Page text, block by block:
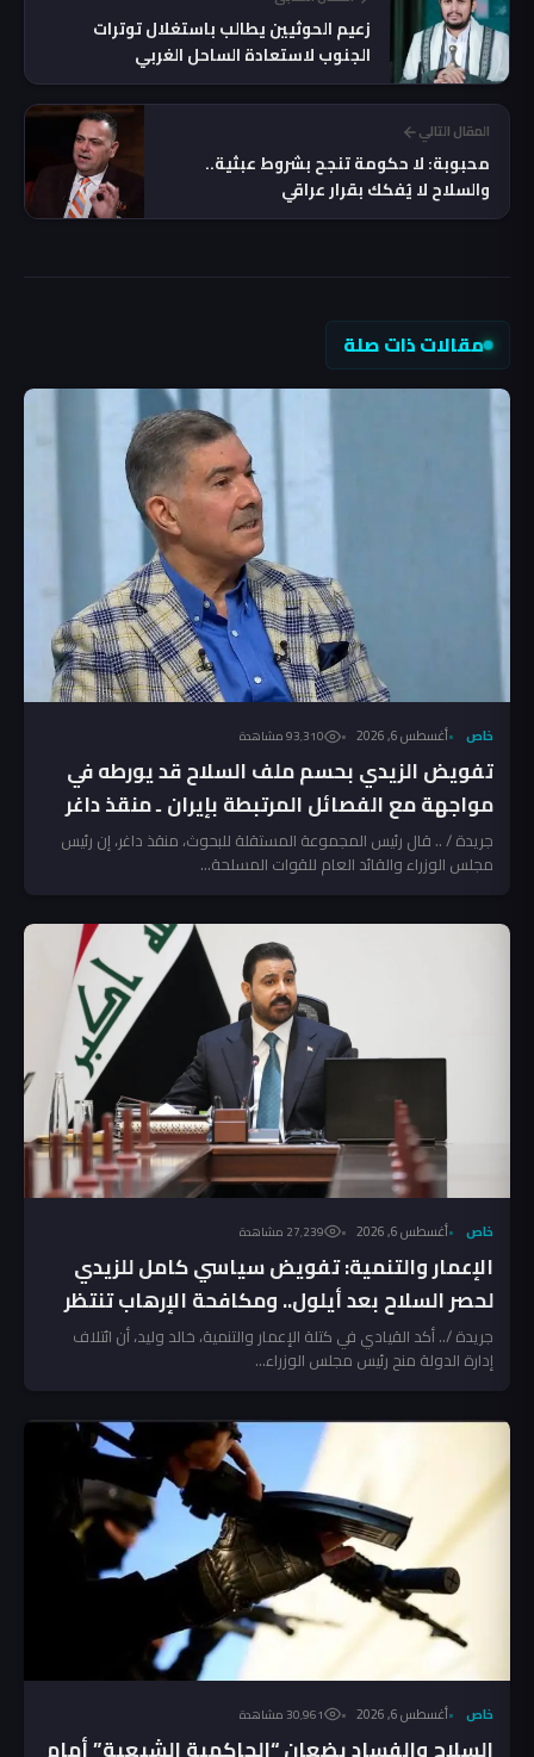
زعيم الحوثيين يطالب باستغلال توترات
الجنوب لاستعادة الساحل الغربي
المقال التالي
محبوبة: لا حكومة تنجح بشروط عبثية..
والسلاح لا يُفكك بقرار عراقي
مقالات ذات صلة
خاص أغسطس 6, 2026 93٬310 مشاهدة
تفويض الزيدي بحسم ملف السلاح قد يورطه في
مواجهة مع الفصائل المرتبطة بإيران ـ منقذ داغر
جريدة / .. قال رئيس المجموعة المستقلة للبحوث، منقذ داغر، إن رئيس
مجلس الوزراء والقائد العام للقوات المسلحة...
خاص أغسطس 6, 2026 27٬239 مشاهدة
الإعمار والتنمية: تفويض سياسي كامل للزيدي
لحصر السلاح بعد أيلول.. ومكافحة الإرهاب تنتظر
المخالفين!
جريدة /.. أكد القيادي في كتلة الإعمار والتنمية، خالد وليد، أن ائتلاف
إدارة الدولة منح رئيس مجلس الوزراء...
خاص أغسطس 6, 2026 30٬961 مشاهدة
السلاح والفساد يضعان “الحاكمية الشيعية” أمام